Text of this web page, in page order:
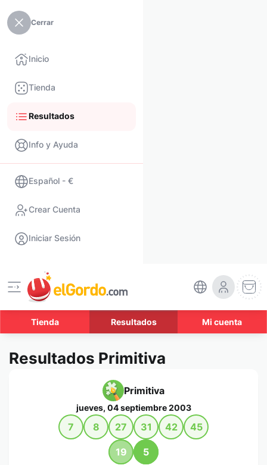
Cerrar
Inicio
Tienda
Resultados
Info y Ayuda
Español - €
Crear Cuenta
Iniciar Sesión
Tienda Resultados Mi cuenta
Resultados Primitiva
Primitiva
jueves, 04 septiembre 2003
7 8 27 31 42 45
19 5